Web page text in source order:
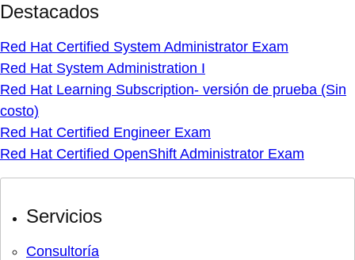
Destacados
Red Hat Certified System Administrator Exam
Red Hat System Administration I
Red Hat Learning Subscription- versión de prueba (Sin
costo)
Red Hat Certified Engineer Exam
Red Hat Certified OpenShift Administrator Exam
Servicios
Consultoría